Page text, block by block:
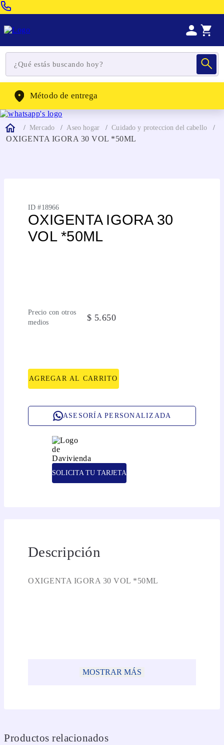
WhatsApp: (302) 262-4104
Método de entrega
Mercado Aseo hogar Cuidado y proteccion del cabello
OXIGENTA IGORA 30 VOL *50ML
ID #18966
OXIGENTA IGORA 30
VOL *50ML
Precio con otros
medios
$ 5.650
AGREGAR AL CARRITO
ASESORÍA PERSONALIZADA
SOLICITA TU TARJETA
Descripción
OXIGENTA IGORA 30 VOL *50ML
MOSTRAR MÁS
Productos relacionados